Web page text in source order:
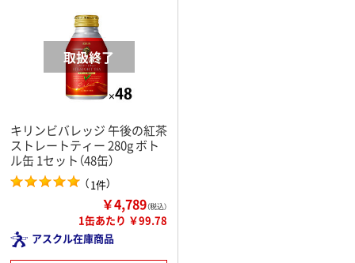
キリンビバレッジ 午後の紅茶
ストレートティー 280g ボト
ル缶 1セット（48缶）
（1件）
￥4,789（税込）
1缶あたり ￥99.78
アスクル在庫商品